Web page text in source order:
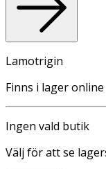
Lamotrigin
Finns i lager online
Ingen vald butik
Välj för att se